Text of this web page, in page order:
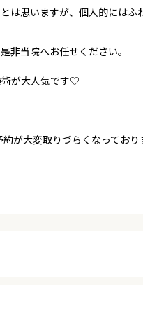
は思いますが、個人的には
非当院へお任せください。
術が大人気です♡
が大変取りづらくなってお